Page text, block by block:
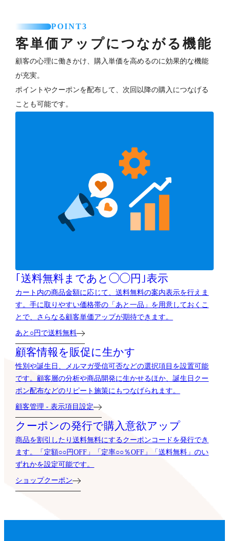
POINT3
客単価アップにつながる機能
顧客の心理に働きかけ、購入単価を高めるのに効果的な機能
が充実。
ポイントやクーポンを配布して、次回以降の購入につなげる
ことも可能です。
｢送料無料まであと◯◯円｣表示
カート内の商品金額に応じて、送料無料の案内表示を行えま
す。手に取りやすい価格帯の「あと一品」を用意しておくこ
とで、さらなる顧客単価アップが期待できます。
あと○円で送料無料
顧客情報を販促に生かす
性別や誕生日、メルマガ受信可否などの選択項目を設置可能
です。顧客層の分析や商品開発に生かせるほか、誕生日クー
ポン配布などのリピート施策にもつなげられます。
顧客管理 - 表示項目設定
クーポンの発行で購入意欲アップ
商品を割引したり送料無料にするクーポンコードを発行でき
ます。「定額○○円OFF」「定率○○％OFF」「送料無料」のい
ずれかを設定可能です。
ショップクーポン